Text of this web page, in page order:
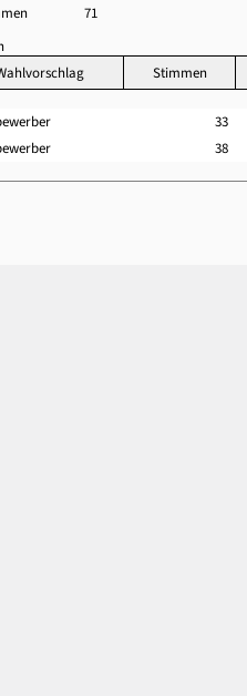
71
Stimmen
33
38